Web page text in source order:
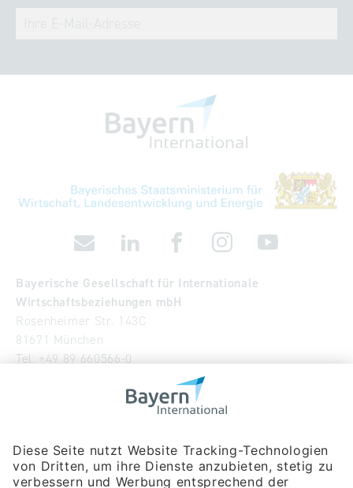
Bayerische Gesellschaft für Internationale
Wirtschaftsbeziehungen mbH
Rosenheimer Str. 143C
81671 München
Tel: +49 89 660566-0
Publikationen
Newsroom